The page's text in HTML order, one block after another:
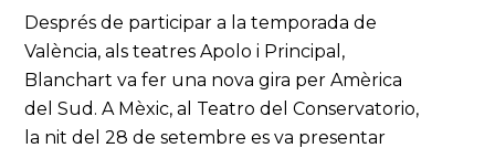
Després de participar a la temporada de
València, als teatres Apolo i Principal,
Blanchart va fer una nova gira per Amèrica
del Sud. A Mèxic, al Teatro del Conservatorio,
la nit del 28 de setembre es va presentar